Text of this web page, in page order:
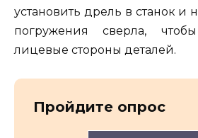
установить дрель в станок и
погружения сверла,
лицевые стороны деталей.
Пройдите опрос